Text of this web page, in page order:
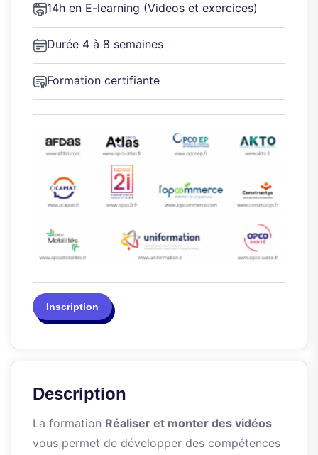
Description
La formation Réaliser et monter des vidéos
vous permet de développer des compétences
14h en E-learning (Videos et exercices)
Durée 4 à 8 semaines
Formation certifiante
Inscription